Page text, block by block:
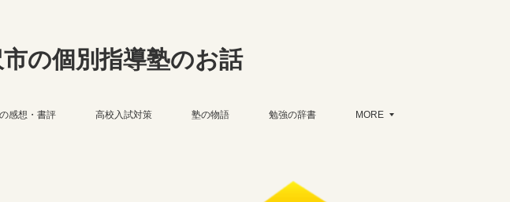
の個別指導塾のお話
感想・書評 高校入試対策 塾の物語 勉強の辞書 MORE